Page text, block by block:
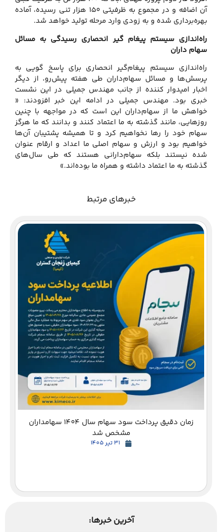
آن اضافه و در مجموع به ظرفیتی 150 هزار تنی رسیده، آماده
بهره‌برداری شده و به زودی وارد مرحله تولید خواهد شد.
راه‌اندازی سیستم پیغام‌ گیر انحصاری رسیدگی به مسائل
سهام ‌داران
راه‌اندازی سیستم پیغام‌گیر انحصاری برای پاسخ‌ گویی به
پرسش‌ها و مسائل سهام‌داران طی هفته پیش‌رو، از دیگر
اخبار امیدوار کننده از جانب مهندس جمیلی در این نشست
خبری بود. مهندس جمیلی در ادامه این خبر افزودند: «
خواهش ما از سهام‌داران این است که در مواجهه با چنین
روزهایی، مانند گذشته به ما اعتماد کنند و بدانند که ما هرگز
سهام خود را رها نخواهیم کرد و تا همیشه پشتیبان آن‌ها
خواهیم بود و ارزش و سهام اصلی ما اعداد و ارقام عنوان
شده نیستند بلکه سهام‌دارانی هستند که طی سال‌های
گذشته به ما اعتماد داشته و همراه ما بوده‌اند.»
خبرهای مرتبط
زمان دقیق پرداخت سود سهام سال 1404 سهامداران
مشخص شد
31 تیر 1405
آخرین خبرها: